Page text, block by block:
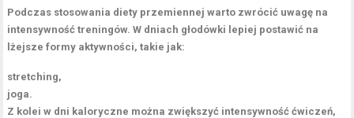
Podczas stosowania diety przemiennej warto zwrócić uwagę na
intensywność treningów. W dniach głodówki lepiej postawić na
lżejsze formy aktywności, takie jak:
stretching,
joga.
Z kolei w dni kaloryczne można zwiększyć intensywność ćwiczeń,